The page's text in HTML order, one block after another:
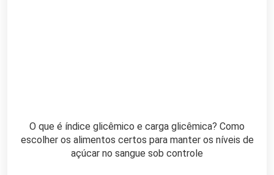
O que é índice glicêmico e carga glicêmica? Como
escolher os alimentos certos para manter os níveis de
açúcar no sangue sob controle